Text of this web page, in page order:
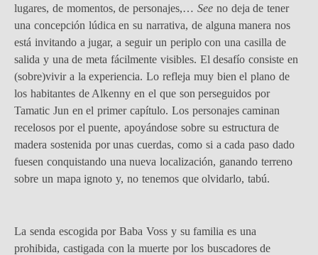
lugares, de momentos, de personajes,… See no deja de tener
una concepción lúdica en su narrativa, de alguna manera nos
está invitando a jugar, a seguir un periplo con una casilla de
salida y una de meta fácilmente visibles. El desafío consiste en
(sobre)vivir a la experiencia. Lo refleja muy bien el plano de
los habitantes de Alkenny en el que son perseguidos por
Tamatic Jun en el primer capítulo. Los personajes caminan
recelosos por el puente, apoyándose sobre su estructura de
madera sostenida por unas cuerdas, como si a cada paso dado
fuesen conquistando una nueva localización, ganando terreno
sobre un mapa ignoto y, no tenemos que olvidarlo, tabú.
La senda escogida por Baba Voss y su familia es una
prohibida, castigada con la muerte por los buscadores de